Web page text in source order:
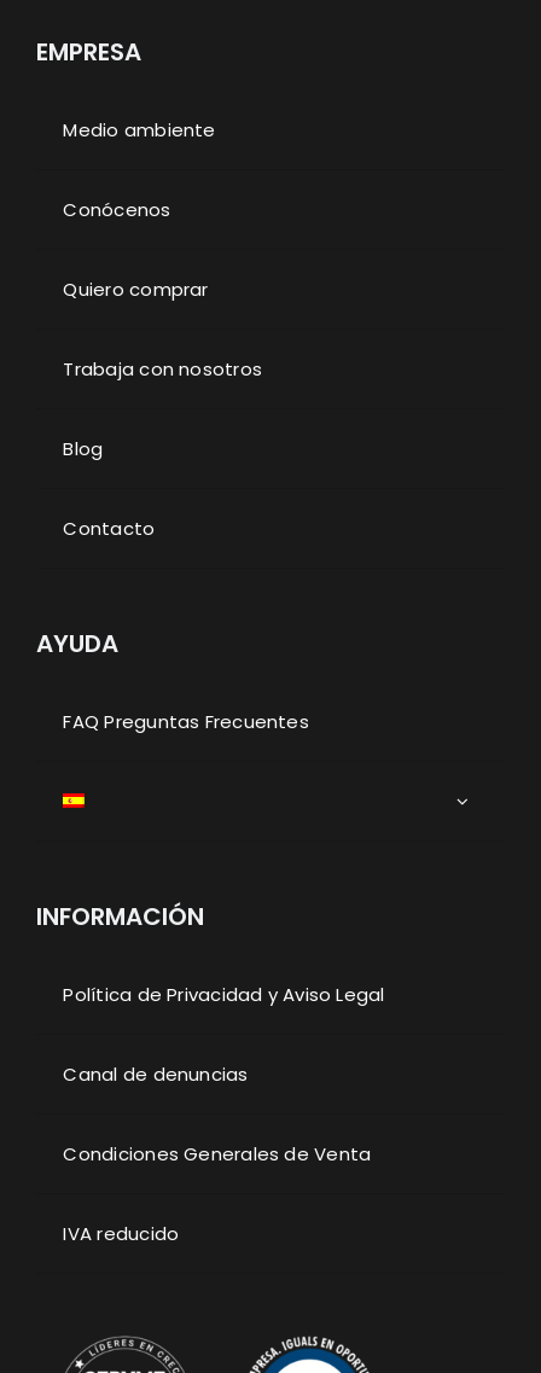
EMPRESA
Medio ambiente
Conócenos
Quiero comprar
Trabaja con nosotros
Blog
Contacto
AYUDA
FAQ Preguntas Frecuentes
INFORMACIÓN
Política de Privacidad y Aviso Legal
Canal de denuncias
Condiciones Generales de Venta
IVA reducido